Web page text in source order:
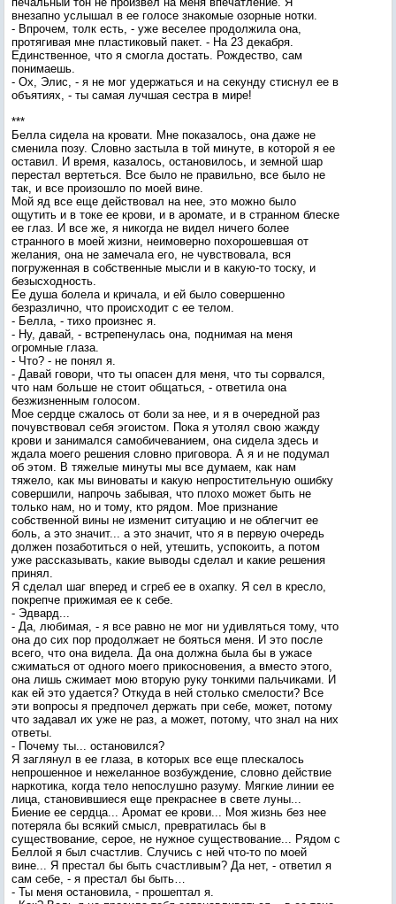
внезапно услышал в ее голосе знакомые озорные нотки.
- Впрочем, толк есть, - уже веселее продолжила она,
протягивая мне пластиковый пакет. - На 23 декабря.
Единственное, что я смогла достать. Рождество, сам
понимаешь.
- Ох, Элис, - я не мог удержаться и на секунду стиснул ее в
объятиях, - ты самая лучшая сестра в мире!
***
Белла сидела на кровати. Мне показалось, она даже не
сменила позу. Словно застыла в той минуте, в которой я ее
оставил. И время, казалось, остановилось, и земной шар
перестал вертеться. Все было не правильно, все было не
так, и все произошло по моей вине.
Мой яд все еще действовал на нее, это можно было
ощутить и в токе ее крови, и в аромате, и в странном блеске
ее глаз. И все же, я никогда не видел ничего более
странного в моей жизни, неимоверно похорошевшая от
желания, она не замечала его, не чувствовала, вся
погруженная в собственные мысли и в какую-то тоску, и
безысходность.
Ее душа болела и кричала, и ей было совершенно
безразлично, что происходит с ее телом.
- Белла, - тихо произнес я.
- Ну, давай, - встрепенулась она, поднимая на меня
огромные глаза.
- Что? - не понял я.
- Давай говори, что ты опасен для меня, что ты сорвался,
что нам больше не стоит общаться, - ответила она
безжизненным голосом.
Мое сердце сжалось от боли за нее, и я в очередной раз
почувствовал себя эгоистом. Пока я утолял свою жажду
крови и занимался самобичеванием, она сидела здесь и
ждала моего решения словно приговора. А я и не подумал
об этом. В тяжелые минуты мы все думаем, как нам
тяжело, как мы виноваты и какую непростительную ошибку
совершили, напрочь забывая, что плохо может быть не
только нам, но и тому, кто рядом. Мое признание
собственной вины не изменит ситуацию и не облегчит ее
боль, а это значит... а это значит, что я в первую очередь
должен позаботиться о ней, утешить, успокоить, а потом
уже рассказывать, какие выводы сделал и какие решения
принял.
Я сделал шаг вперед и сгреб ее в охапку. Я сел в кресло,
покрепче прижимая ее к себе.
- Эдвард...
- Да, любимая, - я все равно не мог ни удивляться тому, что
она до сих пор продолжает не бояться меня. И это после
всего, что она видела. Да она должна была бы в ужасе
сжиматься от одного моего прикосновения, а вместо этого,
она лишь сжимает мою вторую руку тонкими пальчиками. И
как ей это удается? Откуда в ней столько смелости? Все
эти вопросы я предпочел держать при себе, может, потому
что задавал их уже не раз, а может, потому, что знал на них
ответы.
- Почему ты... остановился?
Я заглянул в ее глаза, в которых все еще плескалось
непрошенное и нежеланное возбуждение, словно действие
наркотика, когда тело непослушно разуму. Мягкие линии ее
лица, становившиеся еще прекраснее в свете луны...
Биение ее сердца... Аромат ее крови... Моя жизнь без нее
потеряла бы всякий смысл, превратилась бы в
существование, серое, не нужное существование... Рядом с
Беллой я был счастлив. Случись с ней что-то по моей
вине... Я престал бы быть счастливым? Да нет, - ответил я
сам себе, - я престал бы быть…
- Ты меня остановила, - прошептал я.